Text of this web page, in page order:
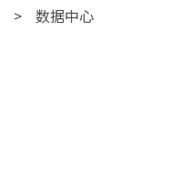
数据中心